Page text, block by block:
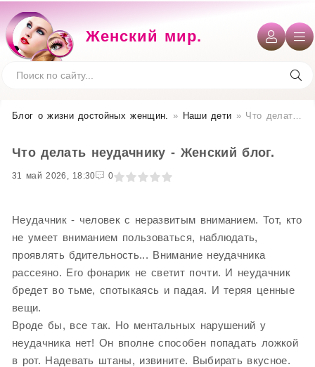
Женский мир.
Блог о жизни достойных женщин​. » Наши дети » Что делать неудачнику - Женский блог.
Что делать неудачнику - Женский блог.
31 май 2026, 18:30 0
1 2 3 4 5
Неудачник - человек с неразвитым вниманием. Тот, кто
не умеет вниманием пользоваться, наблюдать,
проявлять бдительность... Внимание неудачника
рассеяно. Его фонарик не светит почти. И неудачник
бредет во тьме, спотыкаясь и падая. И теряя ценные
вещи.
Вроде бы, все так. Но ментальных нарушений у
неудачника нет! Он вполне способен попадать ложкой
в рот. Надевать штаны, извините. Выбирать вкусное.